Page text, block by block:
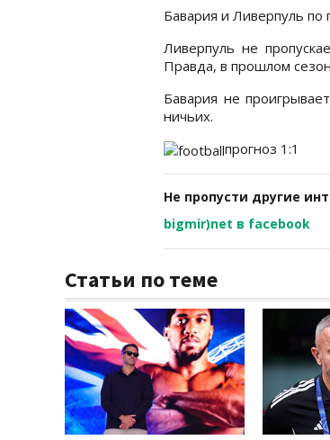
Бавария и Ливерпуль по
Ливерпуль не
Правда, в прошлом
Бавария не
ничьих.
прогноз 1:1
Не пропусти другие
bigmir)net в facebook
Статьи по теме